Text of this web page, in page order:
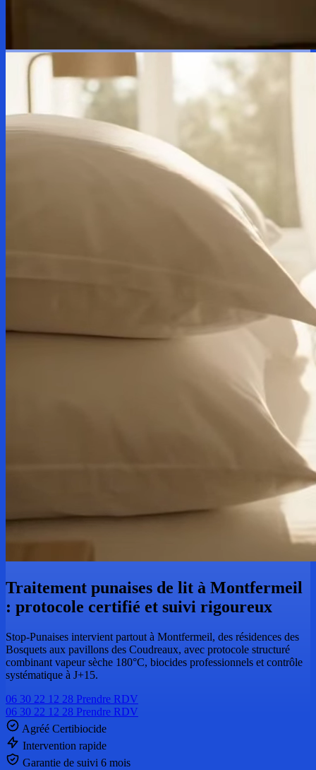
Traitement punaises de lit à Montfermeil
: protocole certifié et suivi rigoureux
Stop-Punaises intervient partout à Montfermeil, des résidences des
Bosquets aux pavillons des Coudreaux, avec protocole structuré
combinant vapeur sèche 180°C, biocides professionnels et contrôle
systématique à J+15.
06 30 22 12 28 Prendre RDV
06 30 22 12 28 Prendre RDV
Agréé Certibiocide
Intervention rapide
Garantie de suivi 6 mois